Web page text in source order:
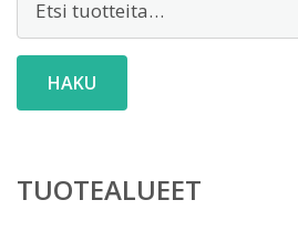
HAKU
TUOTEALUEET